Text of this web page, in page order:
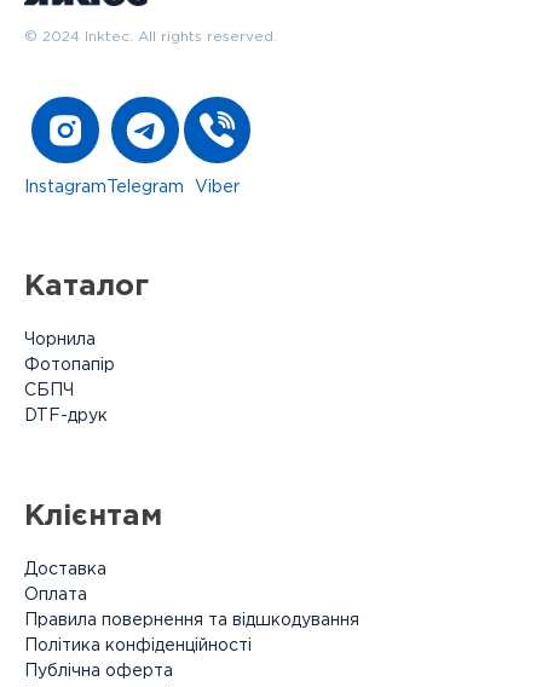
© 2024 Inktec. All rights reserved.
Instagram Telegram Viber
Каталог
Чорнила
Фотопапір
СБПЧ
DTF-друк
Клієнтам
Доставка
Оплата
Правила повернення та відшкодування
Політика конфіденційності
Публічна оферта